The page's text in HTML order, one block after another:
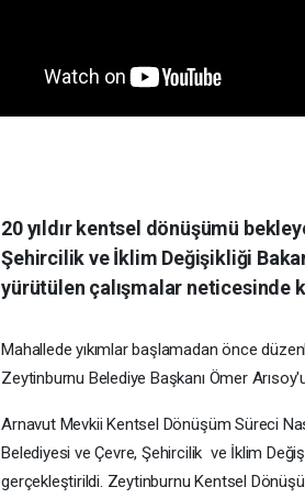
20 yıldır kentsel dönüşümü
Şehircilik ve İklim Değişikliği
yürütülen çalışmalar neticesinde
Mahallede yıkımlar başlamadan önce
Zeytinburnu Belediye Başkanı Ömer
Arnavut Mevkii Kentsel Dönüşüm Süreci
Belediyesi ve Çevre, Şehircilik ve İklim
gerçekleştirildi. Zeytinburnu Kentsel